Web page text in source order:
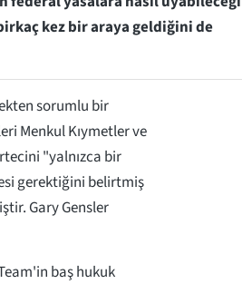
kez bir araya geldiğini de
sorumlu bir
Menkul Kıymetler ve
"yalnızca bir
gerektiğini belirtmiş
Gary Gensler
baş hukuk